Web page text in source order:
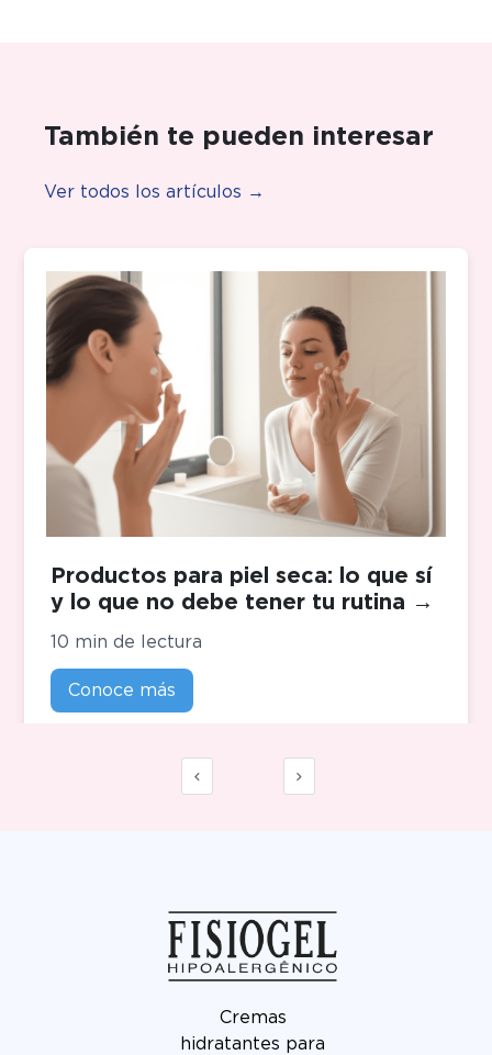
También te pueden interesar
Ver todos los artículos →
Productos para piel seca: lo que sí
y lo que no debe tener tu rutina →
10 min de lectura
Conoce más
Cremas
hidratantes para